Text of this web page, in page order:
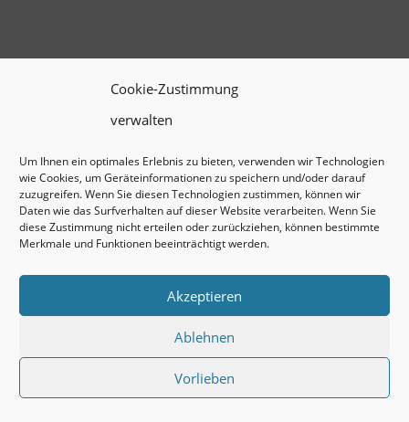
Cookie-Zustimmung
verwalten
Um Ihnen ein optimales Erlebnis zu bieten, verwenden wir Technologien
wie Cookies, um Geräteinformationen zu speichern und/oder darauf
zuzugreifen. Wenn Sie diesen Technologien zustimmen, können wir
Daten wie das Surfverhalten auf dieser Website verarbeiten. Wenn Sie
diese Zustimmung nicht erteilen oder zurückziehen, können bestimmte
Merkmale und Funktionen beeinträchtigt werden.
Akzeptieren
Ablehnen
Vorlieben